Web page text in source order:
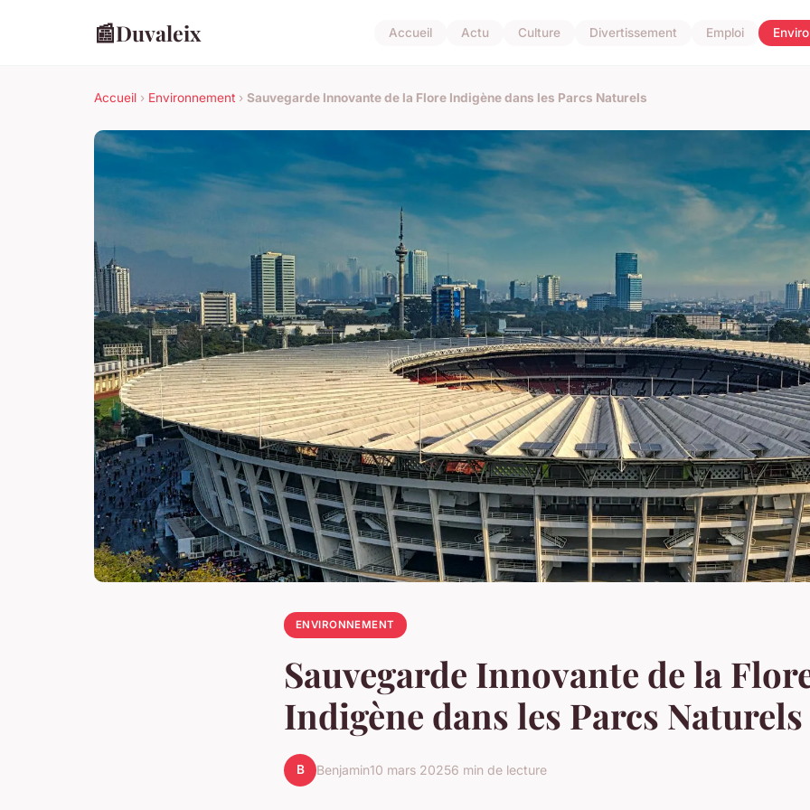
📰Duvaleix Accueil Actu Culture Divertissement Emploi
Accueil › Environnement › Sauvegarde Innovante de la Flore Indigène dans les Parcs Naturels
ENVIRONNEMENT
Sauvegarde Innovante de la
Indigène dans les Parcs Naturels
B Benjamin10 mars 20256 min de lecture